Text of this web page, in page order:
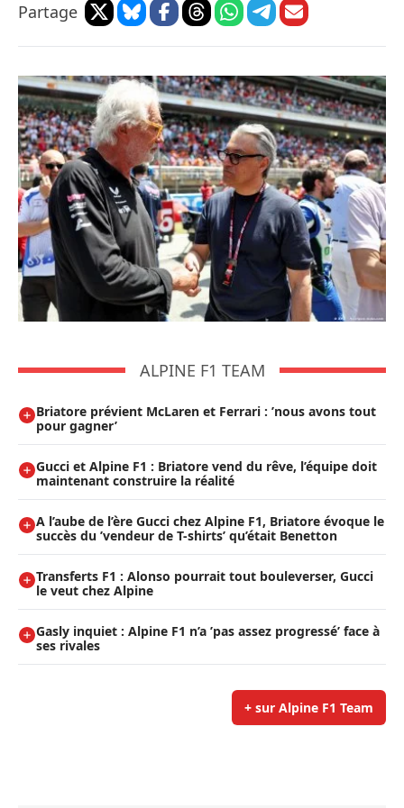
Partage
ALPINE F1 TEAM
Briatore prévient McLaren et Ferrari : ’nous avons tout
pour gagner’
Gucci et Alpine F1 : Briatore vend du rêve, l’équipe doit
maintenant construire la réalité
A l’aube de l’ère Gucci chez Alpine F1, Briatore évoque le
succès du ’vendeur de T-shirts’ qu’était Benetton
Transferts F1 : Alonso pourrait tout bouleverser, Gucci
le veut chez Alpine
Gasly inquiet : Alpine F1 n’a ’pas assez progressé’ face à
ses rivales
+ sur Alpine F1 Team